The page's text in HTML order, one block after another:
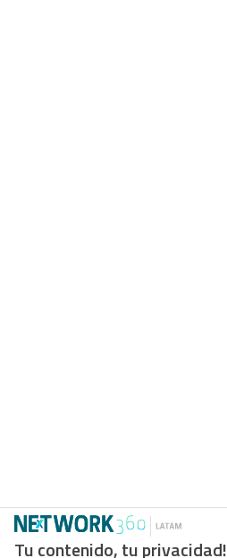
Tu contenido, tu privacidad!